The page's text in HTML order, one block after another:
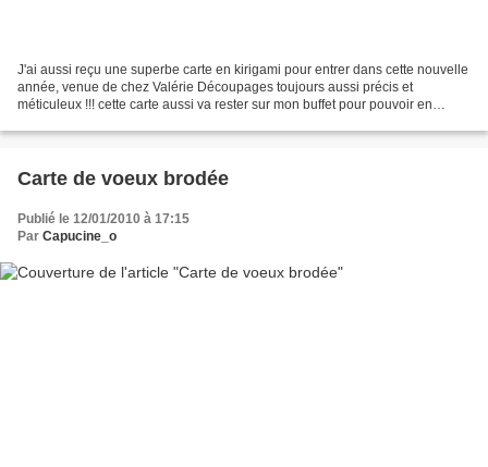
J'ai aussi reçu une superbe carte en kirigami pour entrer dans cette nouvelle
année, venue de chez Valérie Découpages toujours aussi précis et
méticuleux !!! cette carte aussi va rester sur mon buffet pour pouvoir en
Carte de voeux brodée
Publié le 12/01/2010 à 17:15
Par Capucine_o